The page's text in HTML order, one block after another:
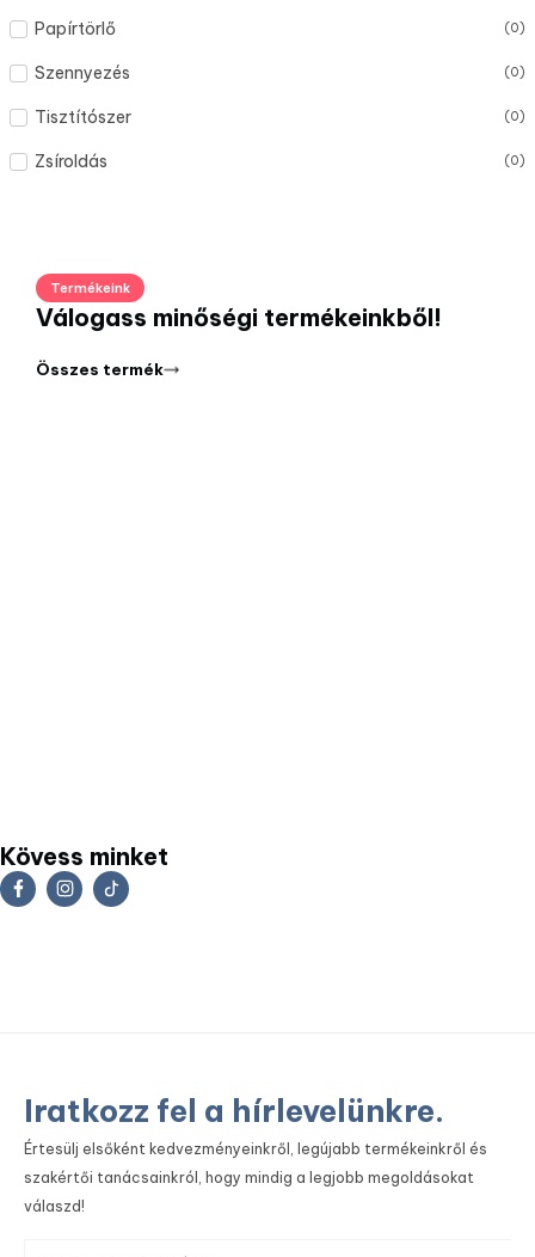
Papírtörlő (0)
Szennyezés (0)
Tisztítószer (0)
Zsíroldás (0)
Termékeink
Válogass minőségi termékeinkből!
Összes termék
Kövess minket
Iratkozz fel a hírlevelünkre.
Értesülj elsőként kedvezményeinkről, legújabb termékeinkről és
szakértői tanácsainkról, hogy mindig a legjobb megoldásokat
válaszd!